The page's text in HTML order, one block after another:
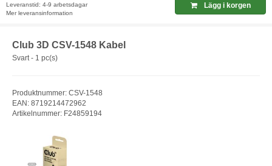
Leveranstid: 4-9 arbetsdagar
Mer leveransinformation
Lägg i korgen
Club 3D CSV-1548 Kabel
Svart - 1 pc(s)
Produktnummer: CSV-1548
EAN: 8719214472962
Artikelnummer: F24859194